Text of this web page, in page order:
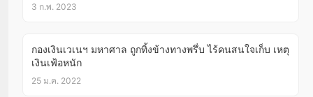
3 ก.พ. 2023
กองเงินเวเนฯ มหาศาล ถูกทิ้งข้างทางพรึ่บ ไร้คนสนใจเก็บ เหตุ
เงินเฟ้อหนัก
25 ม.ค. 2022